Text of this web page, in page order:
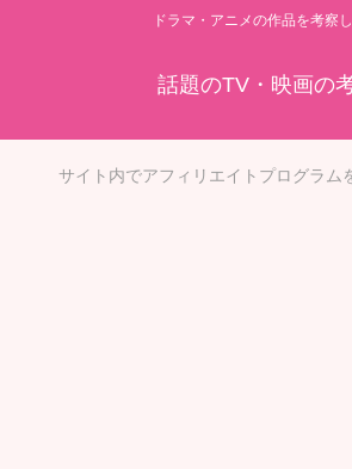
ドラマ・アニメの作品を考察
話題のTV・映画の
サイト内でアフィリエイトプログラム